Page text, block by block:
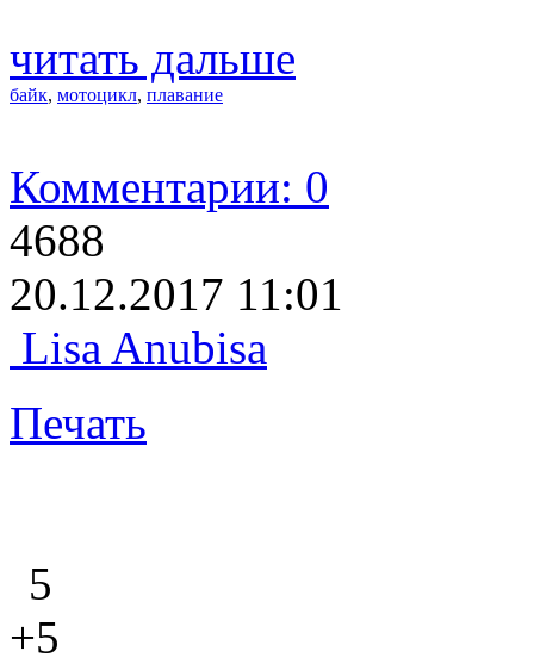
читать дальше
байк, мотоцикл, плавание
Комментарии: 0
4688
20.12.2017 11:01
Lisa Anubisa
Печать
5
+5